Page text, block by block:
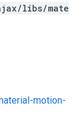
libs/mate
motion-